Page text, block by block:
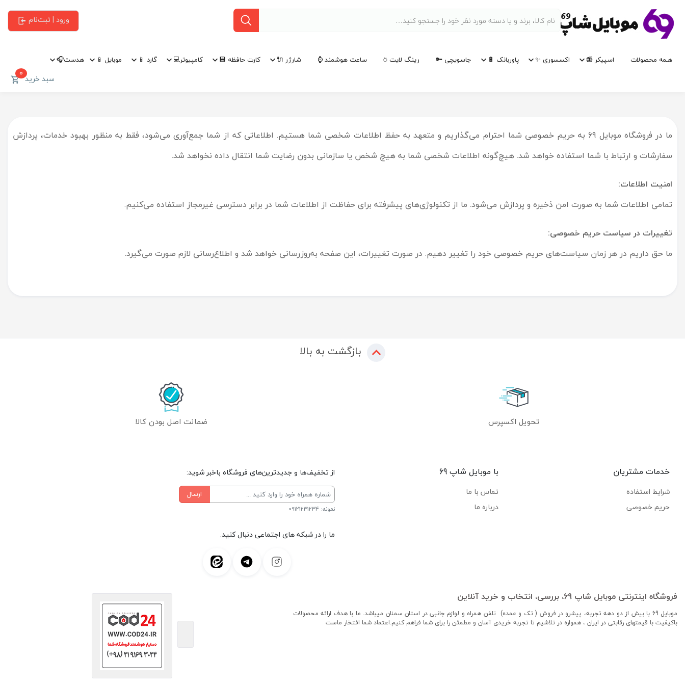
ورود | ثبت‌نام
هـمه محصولات اسپیکر 📻 اکسسوری ✨ پاوربانک 🔋 جاسویچی 🔑 رینگ لایت ⍥ ساعت هوشمند ⌚ شارژر 🔌 کارت حافظه 💾 کامپیوتر💻 گارد 📱 موبایل 📱 هدست🎧
سبد خرید0
ما در فروشگاه موبایل 69 به حریم خصوصی شما احترام می‌گذاریم و متعهد به حفظ اطلاعات شخصی شما هستیم. اطلاعاتی که از شما جمع‌آوری می‌شود، فقط به منظور بهبود خدمات، پردازش
سفارشات و ارتباط با شما استفاده خواهد شد. هیچ‌گونه اطلاعات شخصی شما به هیچ شخص یا سازمانی بدون رضایت شما انتقال داده نخواهد شد.
امنیت اطلاعات:
تمامی اطلاعات شما به صورت امن ذخیره و پردازش می‌شود. ما از تکنولوژی‌های پیشرفته برای حفاظت از اطلاعات شما در برابر دسترسی غیرمجاز استفاده می‌کنیم.
تغییرات در سیاست حریم خصوصی:
ما حق داریم در هر زمان سیاست‌های حریم خصوصی خود را تغییر دهیم. در صورت تغییرات، این صفحه به‌روزرسانی خواهد شد و اطلاع‌رسانی لازم صورت می‌گیرد.
بازگشت به بالا
تحویل اکسپرس ضمانت اصل بودن کالا
خدمات مشتریان
شرایط استفاده
حریم خصوصی
با موبایل شاپ 69
تماس با ما
درباره ما
از تخفیف‌ها و جدیدترین‌های فروشگاه باخبر شوید:
ارسال
نمونه: 09121231234
ما را در شبکه های اجتماعی دنبال کنید.
فروشگاه اینترنتی موبایل شاپ 69، بررسی، انتخاب و خرید آنلاین
موبایل 69 با بیش از دو دهه تجربه، پیشرو در فروش ( تک و عمده) تلفن همراه و لوازم جانبی در استان سمنان میباشد. ما با هدف ارائه محصولات
باکیفیت با قیمتهای رقابتی در ایران ، همواره در تلاشیم تا تجربه خریدی آسان و مطمئن را برای شما فراهم کنیم.اعتماد شما افتخار ماست